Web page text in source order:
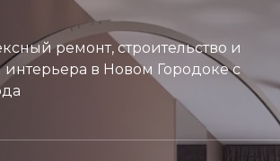
ремонт, строительство и
в Новом Городоке с